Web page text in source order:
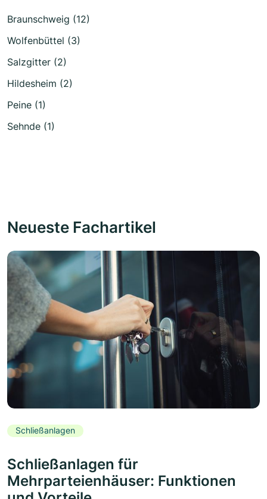
Braunschweig (12)
Wolfenbüttel (3)
Salzgitter (2)
Hildesheim (2)
Peine (1)
Sehnde (1)
Neueste Fachartikel
Schließanlagen
Schließanlagen für
Mehrparteienhäuser: Funktionen